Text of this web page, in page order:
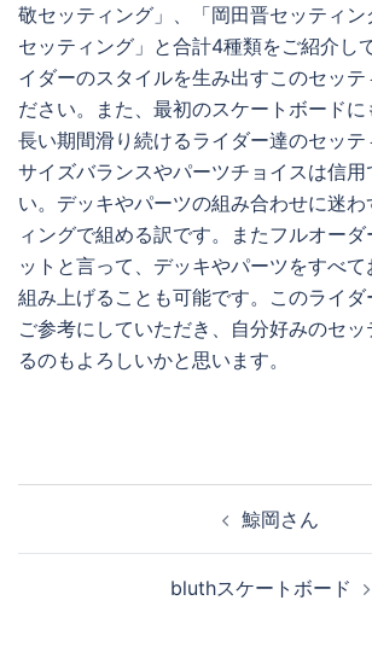
敬セッティング」、「岡田晋セッティン
セッティング」と合計4種類をご紹介し
イダーのスタイルを生み出すこのセッテ
ださい。また、最初のスケートボードに
長い期間滑り続けるライダー達のセッテ
サイズバランスやパーツチョイスは信
い。デッキやパーツの組み合わせに迷
ィングで組める訳です。またフルオー
ットと言って、デッキやパーツをすべ
組み上げることも可能です。このライ
ご参考にしていただき、自分好みのセ
るのもよろしいかと思います。
ナ
鯨岡さん
bluthスケートボード